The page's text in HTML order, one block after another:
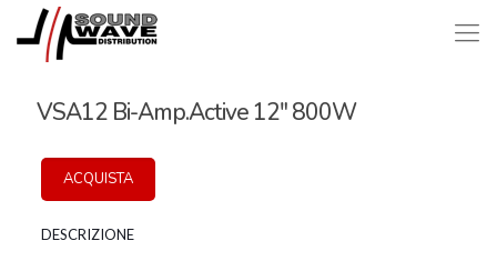
VSA12 Bi-Amp.Active 12″ 800W
ACQUISTA
DESCRIZIONE